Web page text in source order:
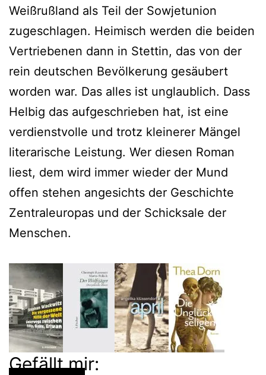
Weißrußland als Teil der Sowjetunion
zugeschlagen. Heimisch werden die beiden
Vertriebenen dann in Stettin, das von der
rein deutschen Bevölkerung gesäubert
worden war. Das alles ist unglaublich. Dass
Helbig das aufgeschrieben hat, ist eine
verdienstvolle und trotz kleinerer Mängel
literarische Leistung. Wer diesen Roman
liest, dem wird immer wieder der Mund
offen stehen angesichts der Geschichte
Zentraleuropas und der Schicksale der
Menschen.
Gefällt mir: